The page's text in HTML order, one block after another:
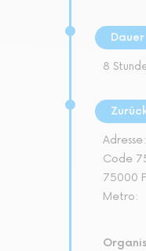
Dauer
8
Adresse:
Code
75000
Metro: